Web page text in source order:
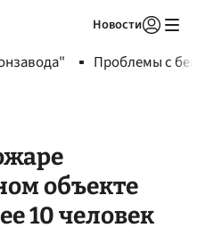
Новости
Проблемы с
объекте
10 человек